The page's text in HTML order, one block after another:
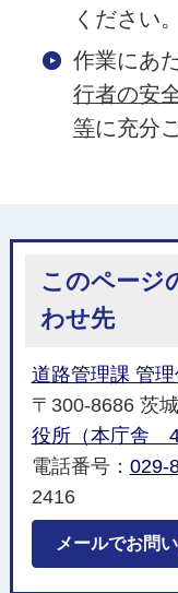
ください。
作業にあ
行者の安
等に充分
このページ
わせ先
道路管理課 管理
〒300-8686 茨
役所（本庁舎 4
電話番号： 029-
2416
メールでお問